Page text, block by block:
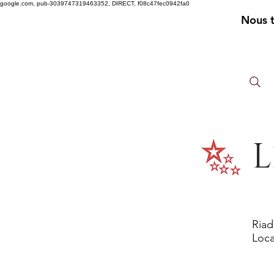
google.com, pub-3039747319463352, DIRECT, f08c47fec0942fa0
Nous